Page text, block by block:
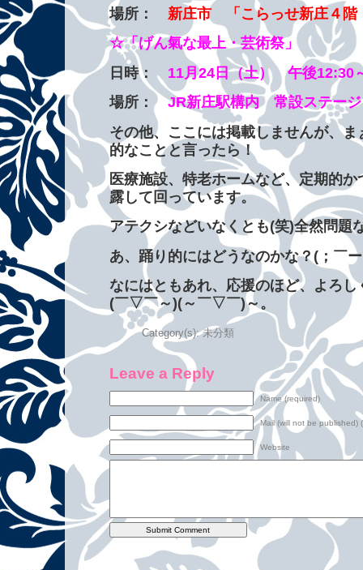
場所： 新庄市 「こらっせ新庄４
☆「げん氣な最上・芸術祭」
日時： 11月24日（土） 午後12:30
場所：JR新庄駅構内 常設ステー
その他、ここには掲載しませんが、
的なことと言ったら！
医療施設、特老ホームなど、定期的
露して回っています。
アテクシなどいなくとも(笑)全然問題
あ、踊り的にはどうなのかな？(；￣
なにはともあれ、応援のほど、よろ
(￣▽￣～)(～￣▽￣)～。
Category(s):未分類
Leave a Reply
Name (required)
Mail (will not be published)
Website